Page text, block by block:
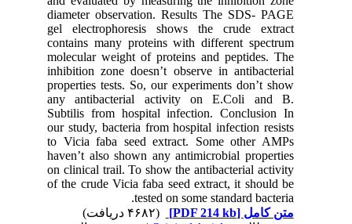
diameter observation. Results The SDS- PAGE
gel electrophoresis shows the crude extract
contains many proteins with different spectrum
molecular weight of proteins and peptides. The
inhibition zone doesn’t observe in antibacterial
properties tests. So, our experiments don’t show
any antibacterial activity on E.Coli and B.
Subtilis from hospital infection. Conclusion In
our study, bacteria from hospital infection resists
to Vicia faba seed extract. Some other AMPs
haven’t also shown any antimicrobial properties
on clinical trail. To show the antibacterial activity
of the crude Vicia faba seed extract, it should be
tested on some standard bacteria.
متن کامل[PDF 214 kb]